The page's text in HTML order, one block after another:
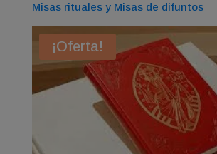
Misas rituales y Misas de difuntos
¡Oferta!